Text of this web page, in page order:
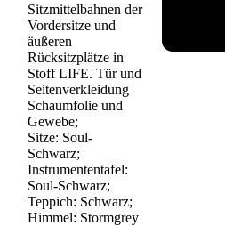
Sitzmittelbahnen der
Vordersitze und
äußeren
Rücksitzplätze in
Stoff LIFE. Tür und
Seitenverkleidung
Schaumfolie und
Gewebe;
Sitze: Soul-
Schwarz;
Instrumententafel:
Soul-Schwarz;
Teppich: Schwarz;
Himmel: Stormgrey